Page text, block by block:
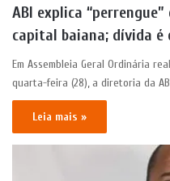
ABI explica
capital baiana; dívida é
Em Assembleia Geral Ordinária
quarta-feira (28), a diretoria da
Leia mais »